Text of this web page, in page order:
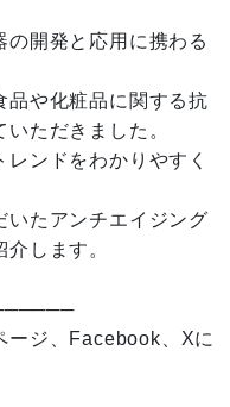
の開発と応用に携わる
品や化粧品に関する抗
ただきました。
ンドをわかりやすく
いたアンチエイジング
します。
ジ、Facebook、Xに